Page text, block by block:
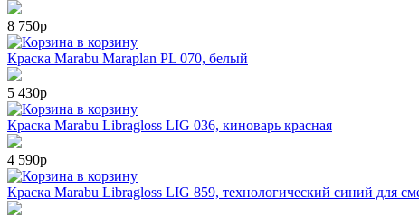
8 750р
в корзину
Краска Маrabu Maraplan PL 070, белый
5 430р
в корзину
Краска Маrabu Libragloss LIG 036, киноварь красная
4 590р
в корзину
Краска Маrabu Libragloss LIG 859, технологический синий для